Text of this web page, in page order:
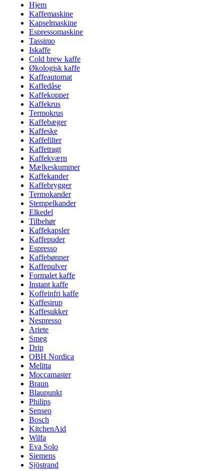
Hjem
Kaffemaskine
Kapselmaskine
Espressomaskine
Tassimo
Iskaffe
Cold brew kaffe
Økologisk kaffe
Kaffeautomat
Kaffedåse
Kaffekopper
Kaffekrus
Termokrus
Kaffebæger
Kaffeske
Kaffefilter
Kaffetragt
Kaffekværn
Mælkeskummer
Kaffekander
Kaffebrygger
Termokander
Stempelkander
Elkedel
Tilbehør
Kaffekapsler
Kaffepuder
Espresso
Kaffebønner
Kaffepulver
Formalet kaffe
Instant kaffe
Koffeinfri kaffe
Kaffesirup
Kaffesukker
Nespresso
Ariete
Smeg
Drip
OBH Nordica
Melitta
Moccamaster
Braun
Blaupunkt
Philips
Senseo
Bosch
KitchenAid
Wilfa
Eva Solo
Siemens
Sjöstrand